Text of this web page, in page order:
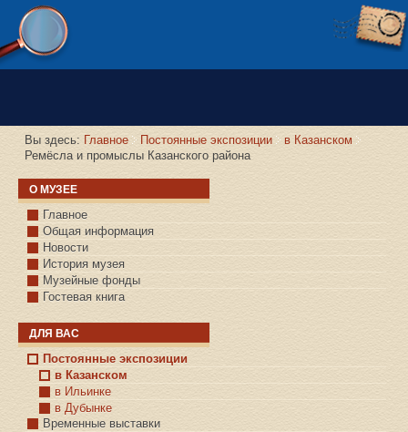
Версия сайта для слабовидящих
Вы здесь: Главное Постоянные экспозиции
в Казанском
Ремёсла и промыслы Казанского района
О МУЗЕЕ
Главное
Общая информация
Новости
История музея
Музейные фонды
Гостевая книга
ДЛЯ ВАС
Постоянные экспозиции
в Казанском
в Ильинке
в Дубынке
Временные выставки